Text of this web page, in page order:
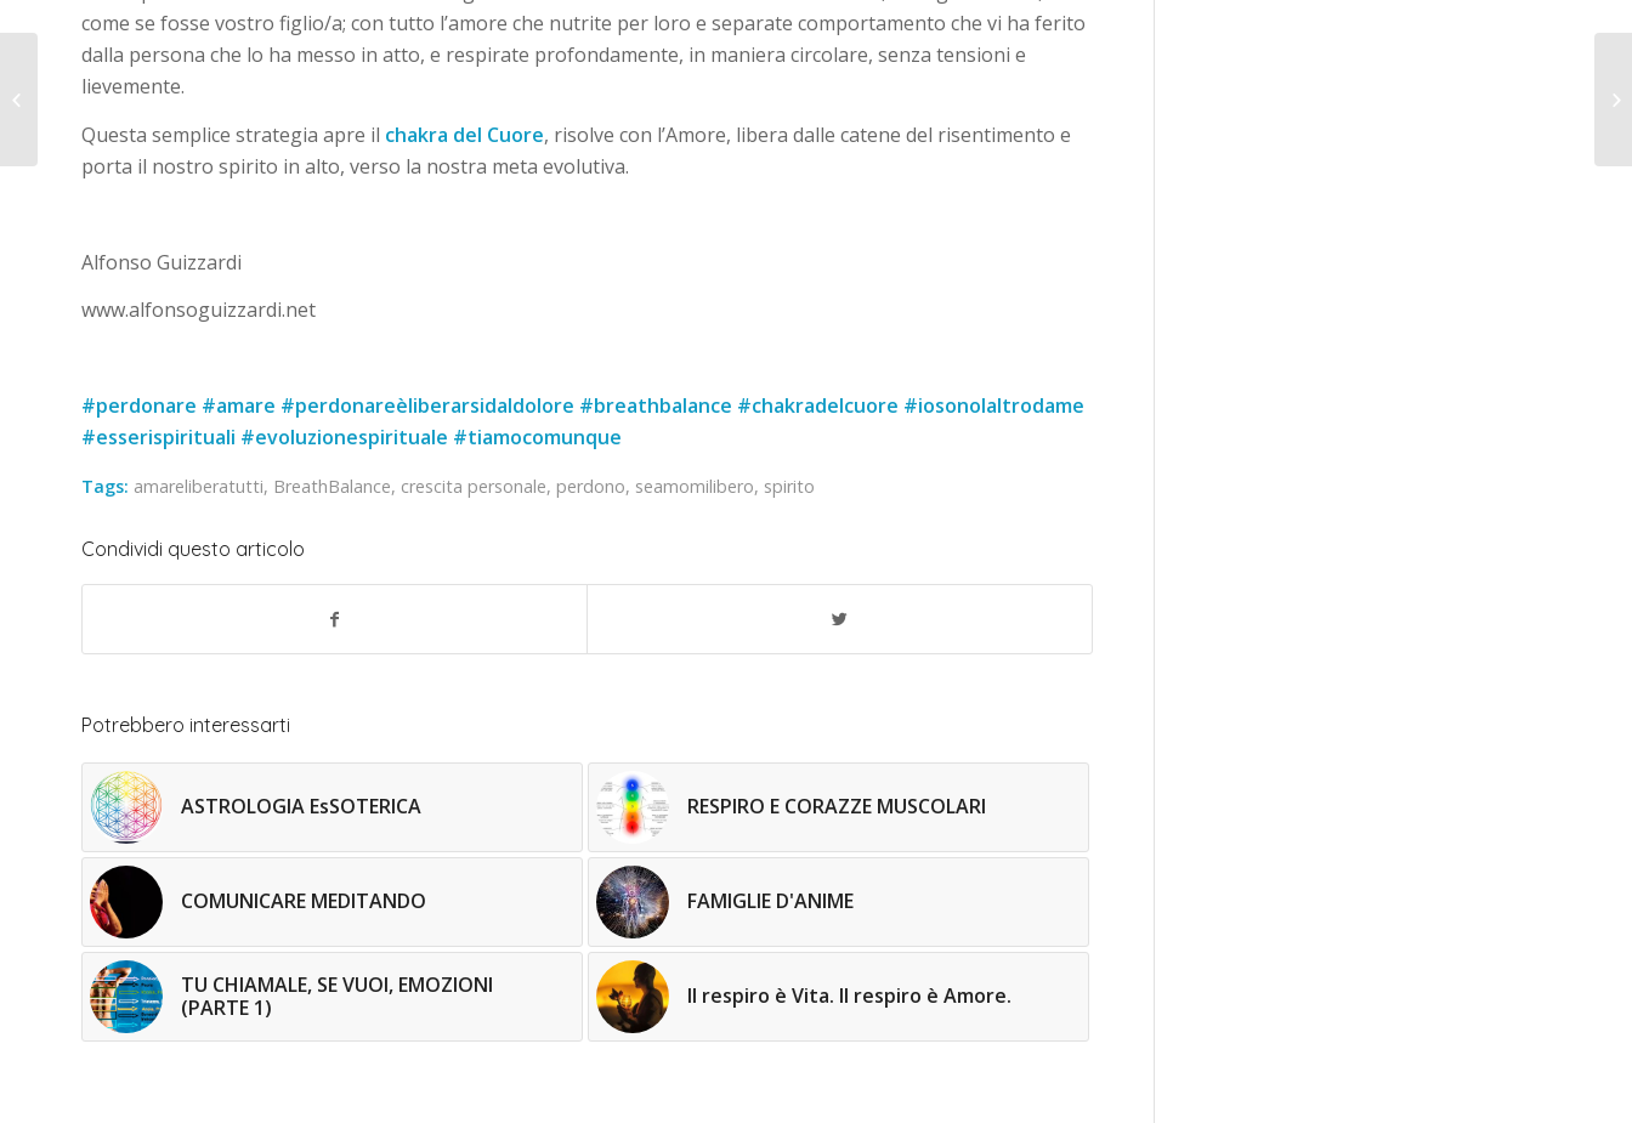
come se fosse vostro figlio/a; con tutto l’amore che nutrite per loro e separate comportamento che vi ha ferito
dalla persona che lo ha messo in atto, e respirate profondamente, in maniera circolare, senza tensioni e
lievemente.
Questa semplice strategia apre il chakra del Cuore, risolve con l’Amore, libera dalle catene del risentimento e
porta il nostro spirito in alto, verso la nostra meta evolutiva.
Alfonso Guizzardi
www.alfonsoguizzardi.net
#perdonare #amare #perdonareèliberarsidaldolore #breathbalance #chakradelcuore #iosonolaltrodame
#esserispirituali #evoluzionespirituale #tiamocomunque
Tags: amareliberatutti, BreathBalance, crescita personale, perdono, seamomilibero, spirito
Condividi questo articolo
Potrebbero interessarti
ASTROLOGIA EsSOTERICA RESPIRO E CORAZZE MUSCOLARI
COMUNICARE MEDITANDO FAMIGLIE D'ANIME
TU CHIAMALE, SE VUOI, EMOZIONI
(PARTE 1)
Il respiro è Vita. Il respiro è Amore.
Le forze che guidano